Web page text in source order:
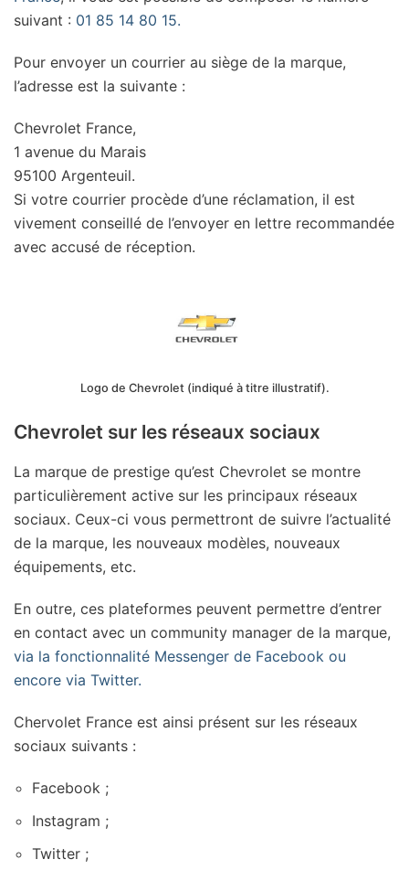
suivant : 01 85 14 80 15.
Pour envoyer un courrier au siège de la marque,
l’adresse est la suivante :
Chevrolet France,
1 avenue du Marais
95100 Argenteuil.
Si votre courrier procède d’une réclamation, il est
vivement conseillé de l’envoyer en lettre recommandée
avec accusé de réception.
Logo de Chevrolet (indiqué à titre illustratif).
Chevrolet sur les réseaux sociaux
La marque de prestige qu’est Chevrolet se montre
particulièrement active sur les principaux réseaux
sociaux. Ceux-ci vous permettront de suivre l’actualité
de la marque, les nouveaux modèles, nouveaux
équipements, etc.
En outre, ces plateformes peuvent permettre d’entrer
en contact avec un community manager de la marque,
via la fonctionnalité Messenger de Facebook ou
encore via Twitter.
Chervolet France est ainsi présent sur les réseaux
sociaux suivants :
Facebook ;
Instagram ;
Twitter ;